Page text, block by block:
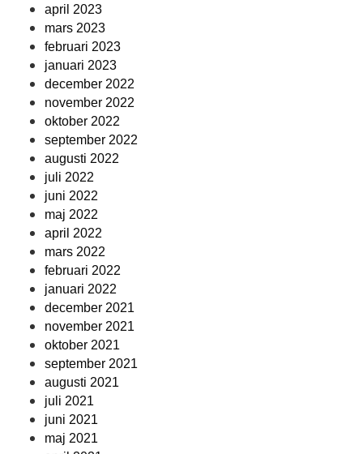
april 2023
mars 2023
februari 2023
januari 2023
december 2022
november 2022
oktober 2022
september 2022
augusti 2022
juli 2022
juni 2022
maj 2022
april 2022
mars 2022
februari 2022
januari 2022
december 2021
november 2021
oktober 2021
september 2021
augusti 2021
juli 2021
juni 2021
maj 2021